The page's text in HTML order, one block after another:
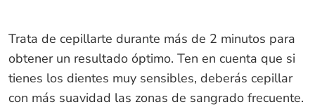
Trata de cepillarte durante más de 2 minutos para
obtener un resultado óptimo. Ten en cuenta que si
tienes los dientes muy sensibles, deberás cepillar
con más suavidad las zonas de sangrado frecuente.